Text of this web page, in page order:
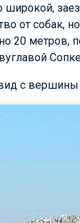
от собак,
20 метров,
с